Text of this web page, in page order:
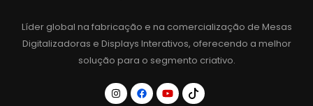
Líder global na fabricação e na comercialização de Mesas
Digitalizadoras e Displays Interativos, oferecendo a melhor
solução para o segmento criativo.